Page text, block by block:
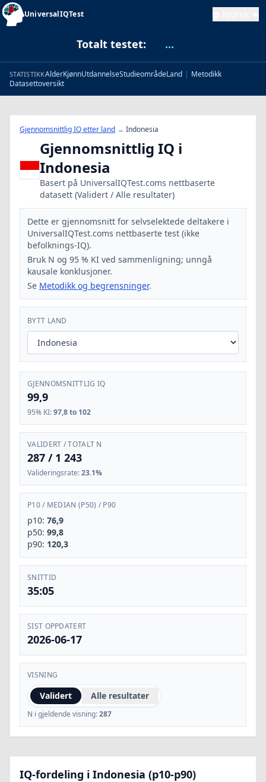
UniversalIQTest
Totalt testet: ...
STATISTIKKAlderKjønnUtdannelseStudieområdeLand | Metodikk
Datasettoversikt
Gjennomsnittlig IQ etter land → Indonesia
Gjennomsnittlig IQ i
Indonesia
Basert på UniversalIQTest.coms nettbaserte
datasett (Validert / Alle resultater)
Dette er gjennomsnitt for selvselektede deltakere i
UniversalIQTest.coms nettbaserte test (ikke
befolknings-IQ).
Bruk N og 95 % KI ved sammenligning; unngå
kausale konklusjoner.
Se Metodikk og begrensninger.
BYTT LAND
GJENNOMSNITTLIG IQ
99,9
95% KI:97,8 to 102
VALIDERT / TOTALT N
287 / 1 243
Valideringsrate:23.1%
P10/ MEDIAN (P50) / P90
p10: 76,9
p50: 99,8
p90: 120,3
SNITTID
35:05
SIST OPPDATERT
2026-06-17
VISNING
Validert Alle resultater
N i gjeldende visning:287
IQ-fordeling i Indonesia (p10-p90)